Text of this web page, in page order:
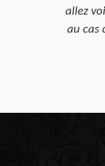
allez
au cas